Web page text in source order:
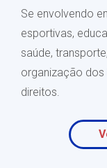
Se envolvendo
esportivas,
saúde,
organização dos
direitos.